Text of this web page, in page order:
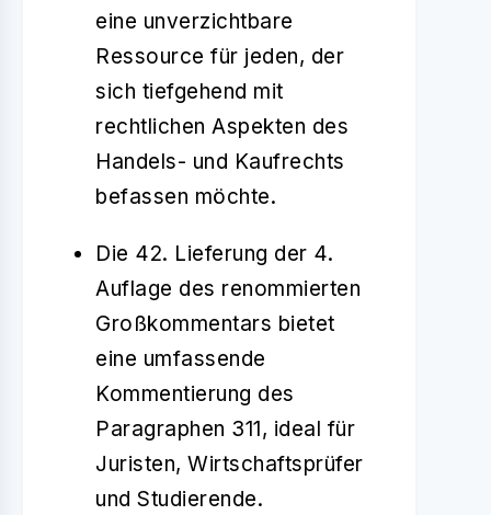
eine unverzichtbare
Ressource für jeden, der
sich tiefgehend mit
rechtlichen Aspekten des
Handels- und Kaufrechts
befassen möchte.
Die 42. Lieferung der 4.
Auflage des renommierten
Großkommentars bietet
eine umfassende
Kommentierung des
Paragraphen 311, ideal für
Juristen, Wirtschaftsprüfer
und Studierende.